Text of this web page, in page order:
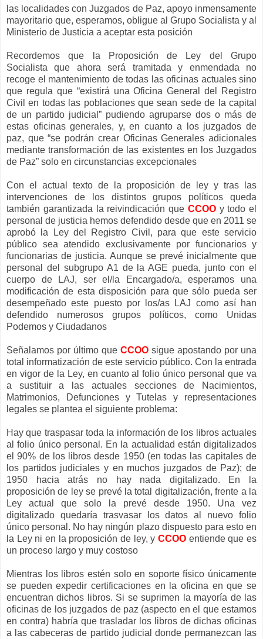
las localidades con Juzgados de Paz, apoyo inmensamente
mayoritario que, esperamos, obligue al Grupo Socialista y al
Ministerio de Justicia a aceptar esta posición
Recordemos que la Proposición de Ley del Grupo
Socialista que ahora será tramitada y enmendada no
recoge el mantenimiento de todas las oficinas actuales sino
que regula que “existirá una Oficina General del Registro
Civil en todas las poblaciones que sean sede de la capital
de un partido judicial” pudiendo agruparse dos o más de
estas oficinas generales, y, en cuanto a los juzgados de
paz, que “se podrán crear Oficinas Generales adicionales
mediante transformación de las existentes en los Juzgados
de Paz” solo en circunstancias excepcionales
Con el actual texto de la proposición de ley y tras las
intervenciones de los distintos grupos políticos queda
también garantizada la reivindicación que CCOOy todo el
personal de justicia hemos defendido desde que en 2011 se
aprobó la Ley del Registro Civil, para que este servicio
público sea atendido exclusivamente por funcionarios y
funcionarias de justicia. Aunque se prevé inicialmente que
personal del subgrupo A1 de la AGE pueda, junto con el
cuerpo de LAJ, ser el/la Encargado/a, esperamos una
modificación de esta disposición para que sólo pueda ser
desempeñado este puesto por los/as LAJ como así han
defendido numerosos grupos políticos, como Unidas
Podemos y Ciudadanos
Señalamos por último que CCOO sigue apostando por una
total informatización de este servicio público. Con la entrada
en vigor de la Ley, en cuanto al folio único personal que va
a sustituir a las actuales secciones de Nacimientos,
Matrimonios, Defunciones y Tutelas y representaciones
legales se plantea el siguiente problema:
Hay que traspasar toda la información de los libros actuales
al folio único personal. En la actualidad están digitalizados
el 90% de los libros desde 1950 (en todas las capitales de
los partidos judiciales y en muchos juzgados de Paz); de
1950 hacia atrás no hay nada digitalizado. En la
proposición de ley se prevé la total digitalización, frente a la
Ley actual que solo la prevé desde 1950. Una vez
digitalizado quedaría trasvasar los datos al nuevo folio
único personal. No hay ningún plazo dispuesto para esto en
la Ley ni en la proposición de ley, y CCOO entiende que es
un proceso largo y muy costoso
Mientras los libros estén solo en soporte físico únicamente
se pueden expedir certificaciones en la oficina en que se
encuentran dichos libros. Si se suprimen la mayoría de las
oficinas de los juzgados de paz (aspecto en el que estamos
en contra) habría que trasladar los libros de dichas oficinas
a las cabeceras de partido judicial donde permanezcan las